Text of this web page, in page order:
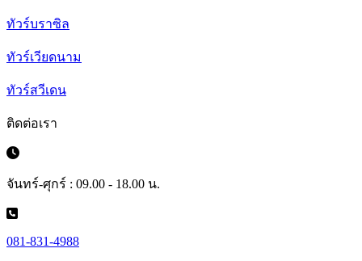
ทัวร์บราซิล
ทัวร์เวียดนาม
ทัวร์สวีเดน
ติดต่อเรา
จันทร์-ศุกร์ : 09.00 - 18.00 น.
081-831-4988